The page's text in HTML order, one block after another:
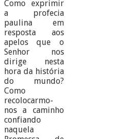
Como exprimir
a profecia
paulina em
resposta aos
apelos que o
Senhor nos
dirige nesta
hora da história
do mundo?
Como
recolocarmo-
nos a caminho
confiando
naquela